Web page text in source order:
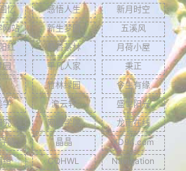
忆 感悟人生
新月时空
网站 新生梦园
五溪风
红 茴香茶林
月荷小屋
园 平凡人家
秉正
竹林绿园
今生有缘
学 澹云轩
盛世阳光
究 网赚学院
龙南在线
航 晶晶
XD94.com
络 CQHWL Navigation